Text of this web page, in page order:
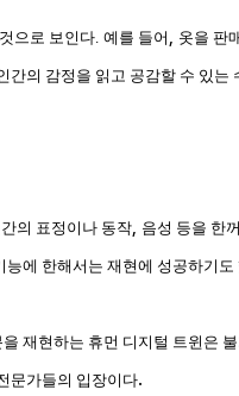
으로 보인다. 예를 들어 , 옷을 판
간의 감정을 읽고 공감할 수 있는
의 표정이나 동작, 음성 등을 한
능에 한해서는 재현에 성공하기도
재현하는 휴먼 디지털 트윈은
문가들의 입장이다.